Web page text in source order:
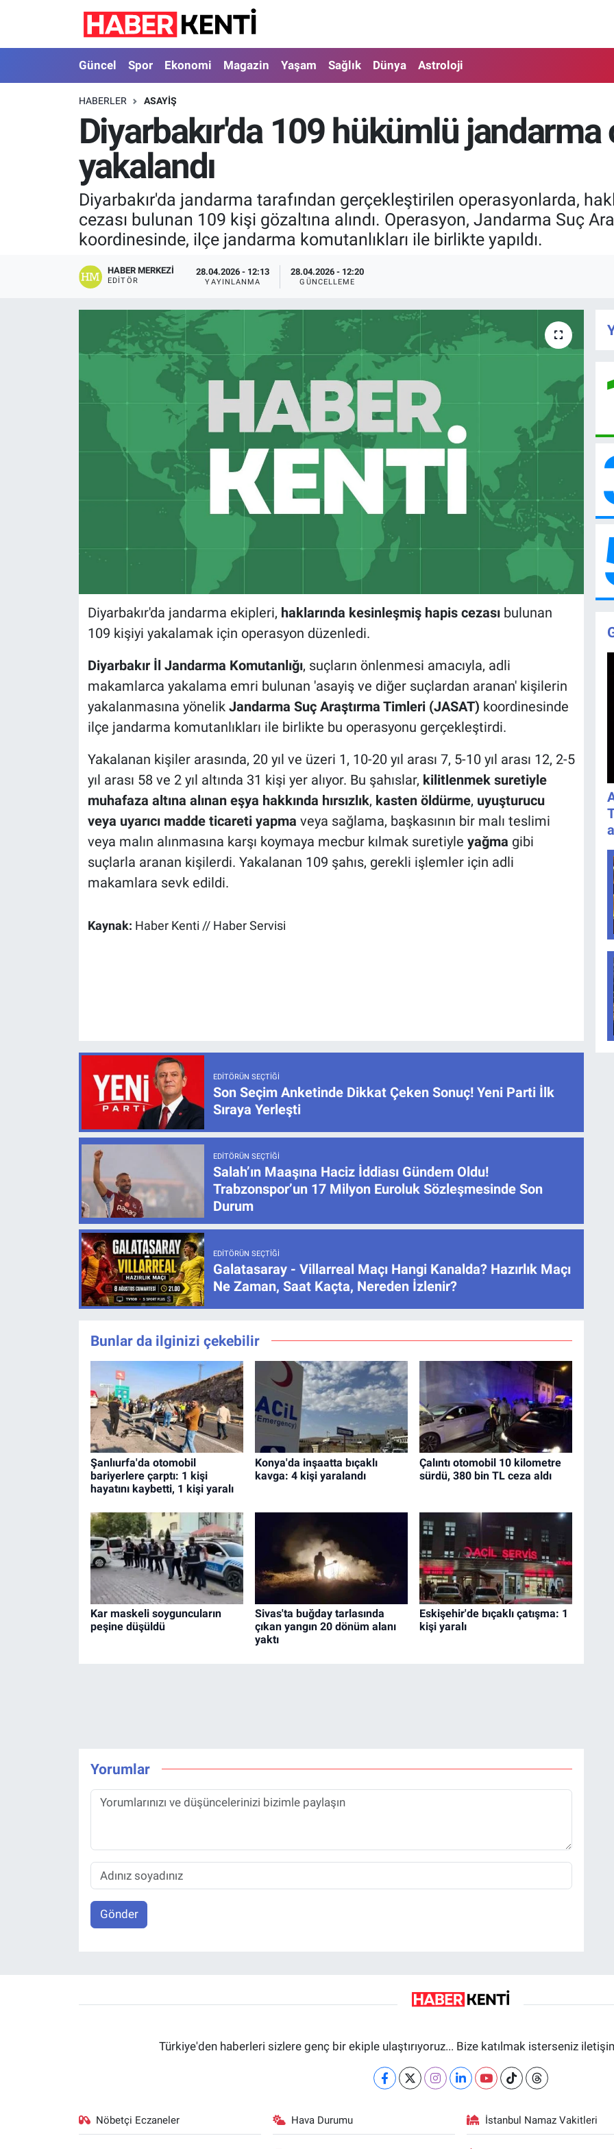
Güncel Spor Ekonomi Magazin Yaşam Sağlık Dünya Astroloji
HABERLER ASAYIŞ
Diyarbakır'da 109 hükümlü
yakalandı
Diyarbakır'da jandarma tarafından gerçekleştirilen operasyonlarda,
cezası bulunan 109 kişi gözaltına alındı. Operasyon, Jandarma Suç
koordinesinde, ilçe jandarma komutanlıkları ile birlikte yapıldı.
HABER MERKEZI
EDITÖR
28.04.2026 - 12:13
YAYINLANMA
28.04.2026 - 12:20
GÜNCELLEME
Diyarbakır'da jandarma ekipleri, haklarında kesinleşmiş hapis cezasıbulunan
109 kişiyi yakalamak için operasyon düzenledi.
Diyarbakır İl Jandarma Komutanlığı, suçların önlenmesi amacıyla, adli
makamlarca yakalama emri bulunan 'asayiş ve diğer suçlardan aranan' kişilerin
yakalanmasına yönelik Jandarma Suç Araştırma Timleri (JASAT) koordinesinde
ilçe jandarma komutanlıkları ile birlikte bu operasyonu gerçekleştirdi.
Yakalanan kişiler arasında, 20 yıl ve üzeri 1, 10-20 yıl arası 7, 5-10 yıl arası 12, 2-5
yıl arası 58 ve 2 yıl altında 31 kişi yer alıyor. Bu şahıslar, kilitlenmek suretiyle
muhafaza altına alınan eşya hakkında hırsızlık, kasten öldürme, uyuşturucu
veya uyarıcı madde ticareti yapma veya sağlama, başkasının bir malı teslimi
veya malın alınmasına karşı koymaya mecbur kılmak suretiyle yağma gibi
suçlarla aranan kişilerdi. Yakalanan 109 şahıs, gerekli işlemler için adli
makamlara sevk edildi.
Kaynak: Haber Kenti // Haber Servisi
EDITÖRÜN SEÇTIĞI
Son Seçim Anketinde Dikkat Çeken Sonuç! Yeni Parti İlk
Sıraya Yerleşti
EDITÖRÜN SEÇTIĞI
Salah’ın Maaşına Haciz İddiası Gündem Oldu!
Trabzonspor’un 17 Milyon Euroluk Sözleşmesinde Son
Durum
EDITÖRÜN SEÇTIĞI
Galatasaray - Villarreal Maçı Hangi Kanalda? Hazırlık Maçı
Ne Zaman, Saat Kaçta, Nereden İzlenir?
Bunlar da ilginizi çekebilir
Şanlıurfa'da otomobil
bariyerlere çarptı: 1 kişi
hayatını kaybetti, 1 kişi yaralı
Konya'da inşaatta bıçaklı
kavga: 4 kişi yaralandı
Çalıntı otomobil 10 kilometre
sürdü, 380 bin TL ceza aldı
Kar maskeli soyguncuların
peşine düşüldü
Sivas'ta buğday tarlasında
çıkan yangın 20 dönüm alanı
yaktı
Eskişehir'de bıçaklı çatışma: 1
kişi yaralı
Yorumlar
Gönder
Türkiye'den haberleri sizlere genç bir ekiple ulaştırıyoruz... Bize katılmak isterseniz
Nöbetçi Eczaneler Hava Durumu İstanbul Namaz Vakitleri
Güncel
Spor
Ekonomi
Magazin
Nöbetçi Eczaneler
Hava Durumu
İstanbul Namaz Vakitleri
Trafik Durumu
Süper Lig Puan Durumu ve Fikstür
Tüm Manşetler
Son Dakika Haberleri